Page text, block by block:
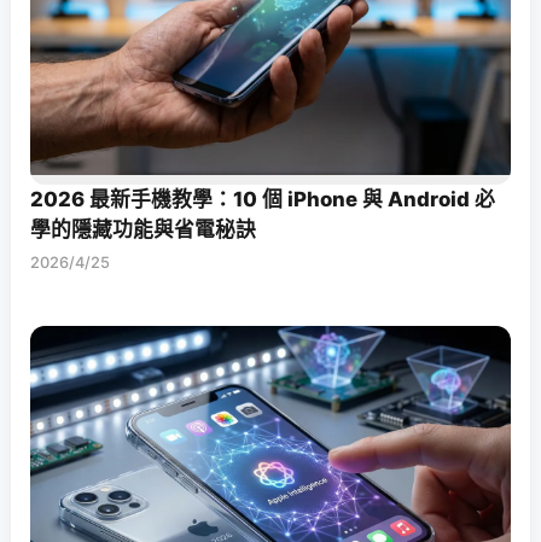
2026 最新手機教學：10 個 iPhone 與 Android 必
學的隱藏功能與省電秘訣
2026/4/25